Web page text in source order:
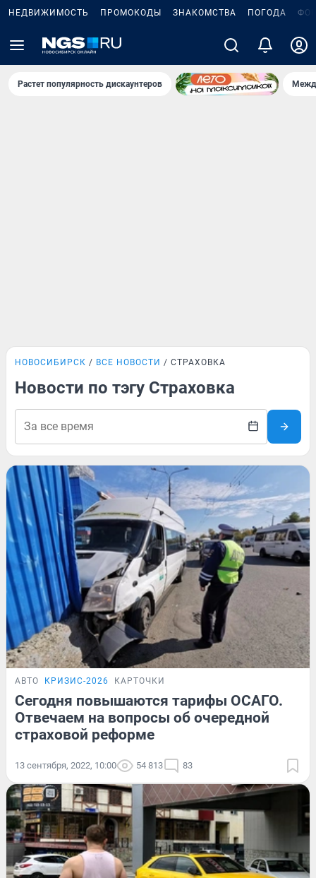
НЕДВИЖИМОСТЬ ПРОМОКОДЫ ЗНАКОМСТВА ПОГОДА
Растет популярность дискаунтеров
НОВОСИБИРСК ВСЕ НОВОСТИ СТРАХОВКА
Новости по тэгу Страховка
АВТО КРИЗИС-2026 КАРТОЧКИ
Сегодня повышаются тарифы ОСАГО.
Отвечаем на вопросы об очередной
страховой реформе
13 сентября, 2022, 10:00 54 813 83